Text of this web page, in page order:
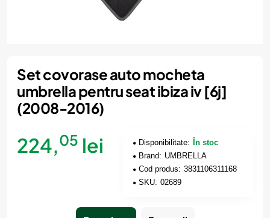
Set covorase auto mocheta
umbrella pentru seat ibiza iv [6j]
(2008-2016)
224,05 lei Disponibilitate:
În stoc
Brand: UMBRELLA
Cod produs: 3831106311168
SKU: 02689